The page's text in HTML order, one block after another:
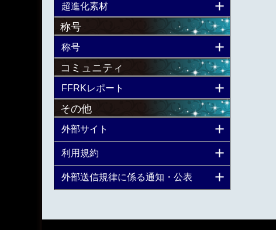
超進化素材
称号
称号
コミュニティ
FFRKレポート
その他
外部サイト
利用規約
外部送信規律に係る通知・公表